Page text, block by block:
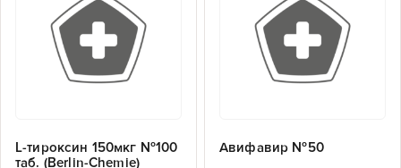
L-тироксин 150мкг №100
таб. (Berlin-Chemie)
Авифавир №50